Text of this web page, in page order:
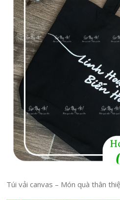
Túi vải canvas – Món quà thân